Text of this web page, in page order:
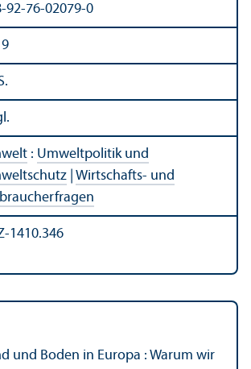
92-76-02079-0
: Umweltpolitik und
Wirtschafts- und
1410.346
und Boden in Europa : Warum wir